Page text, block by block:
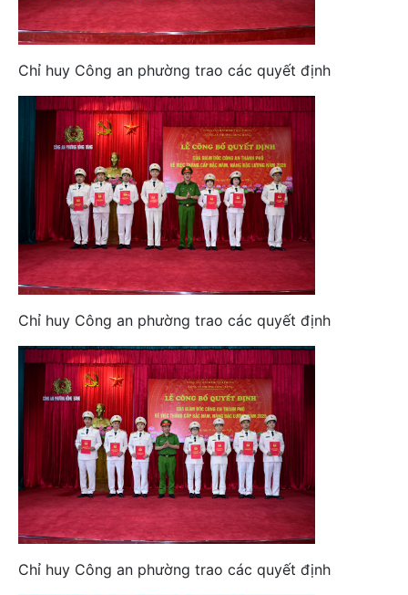
Chỉ huy Công an phường trao các quyết định
Chỉ huy Công an phường trao các quyết định
Chỉ huy Công an phường trao các quyết định